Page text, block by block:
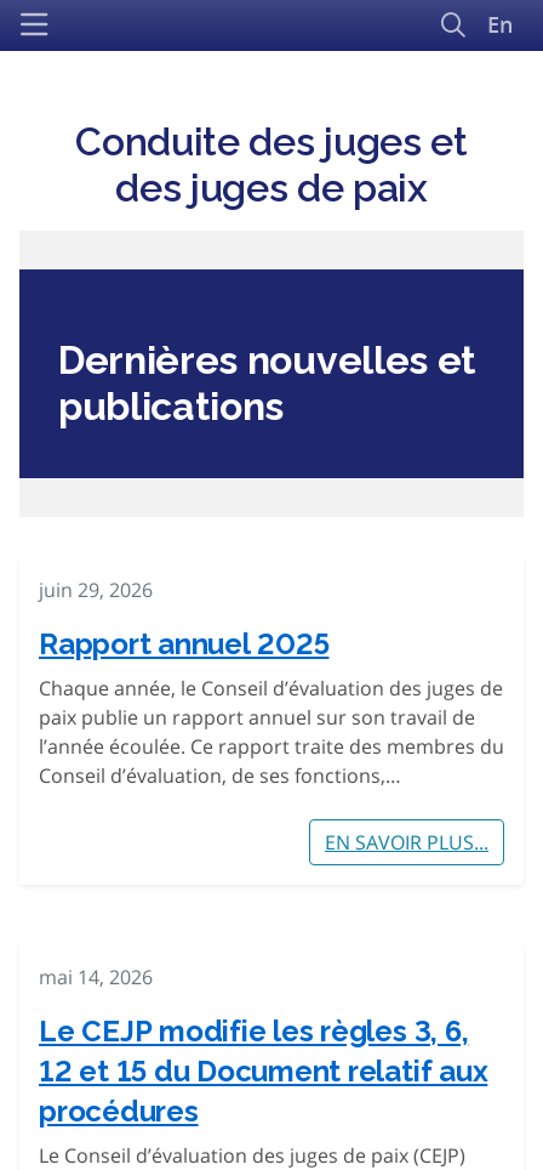
En
Conduite des juges et
des juges de paix
Dernières nouvelles et
publications
juin 29, 2026
Rapport annuel 2025
Chaque année, le Conseil d’évaluation des juges de
paix publie un rapport annuel sur son travail de
l’année écoulée. Ce rapport traite des membres du
Conseil d’évaluation, de ses fonctions,…
EN SAVOIR PLUS...
mai 14, 2026
Le CEJP modifie les règles 3, 6,
12 et 15 du Document relatif aux
procédures
Le Conseil d’évaluation des juges de paix (CEJP)